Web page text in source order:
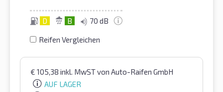
D B 70 dB
Reifen Vergleichen
€ 105,38 inkl. MwSTvon Auto-Raifen GmbH
AUF LAGER